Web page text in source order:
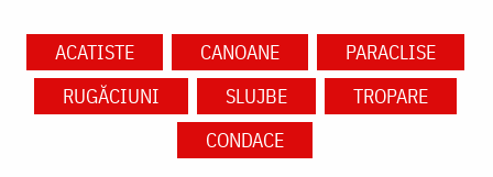
ACATISTE CANOANE
PARACLISE
RUGĂCIUNI
SLUJBE
TROPARE
CONDACE